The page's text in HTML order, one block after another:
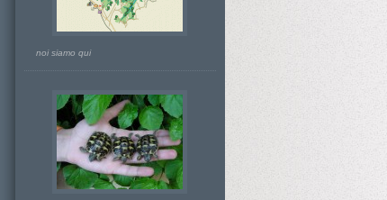
noi siamo qui